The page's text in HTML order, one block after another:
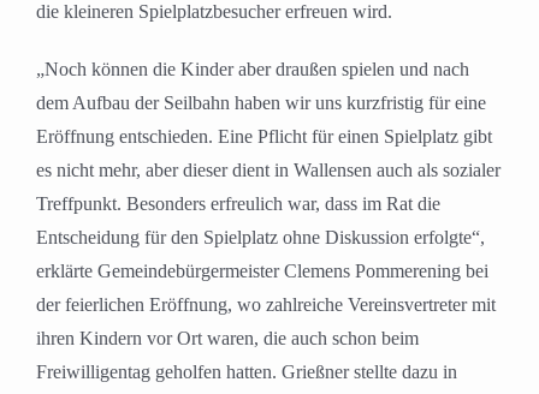
die kleineren Spielplatzbesucher erfreuen wird.
„Noch können die Kinder aber draußen spielen und nach
dem Aufbau der Seilbahn haben wir uns kurzfristig für eine
Eröffnung entschieden. Eine Pflicht für einen Spielplatz gibt
es nicht mehr, aber dieser dient in Wallensen auch als sozialer
Treffpunkt. Besonders erfreulich war, dass im Rat die
Entscheidung für den Spielplatz ohne Diskussion erfolgte“,
erklärte Gemeindebürgermeister Clemens Pommerening bei
der feierlichen Eröffnung, wo zahlreiche Vereinsvertreter mit
ihren Kindern vor Ort waren, die auch schon beim
Freiwilligentag geholfen hatten. Grießner stellte dazu in